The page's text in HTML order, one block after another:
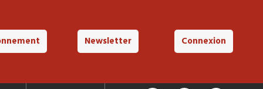
Newsletter Connexion